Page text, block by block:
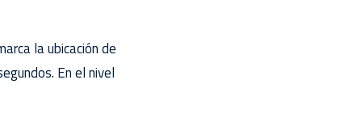
la ubicación de
En el nivel